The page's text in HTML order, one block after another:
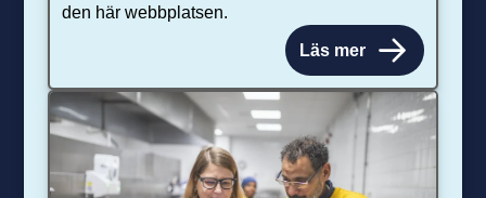
den här webbplatsen.
Läs mer